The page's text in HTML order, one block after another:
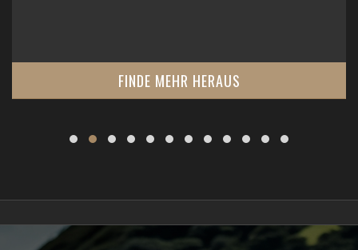
FINDE MEHR HERAUS